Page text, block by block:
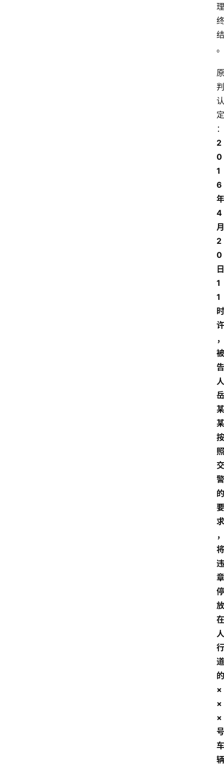
理
终
结
。
原
判
认
定
：
2
0
1
6
年
4
月
2
0
日
1
1
时
许
，
被
告
人
岳
某
某
按
照
交
警
的
要
求
，
将
违
章
停
放
在
人
行
道
的
×
×
×
号
车
辆